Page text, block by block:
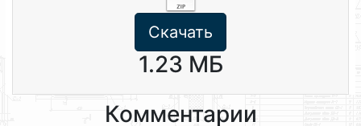
Скачать
1.23 МБ
Комментарии